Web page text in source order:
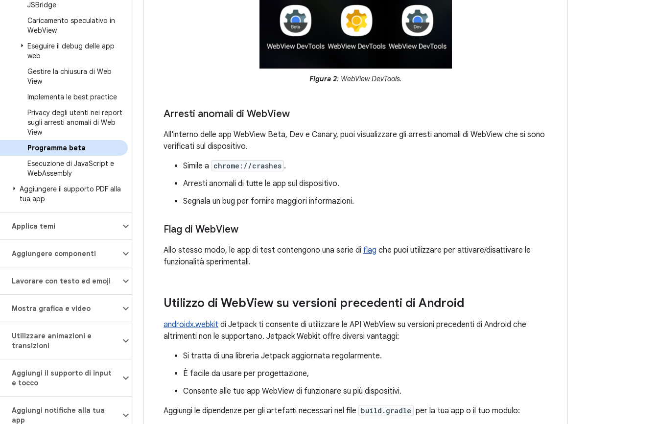
JSBridge
Caricamento speculativo in
WebView
Eseguire il debug delle app
web
Gestire la chiusura di Web
View
Implementa le best practice
Privacy degli utenti nei report
sugli arresti anomali di Web
View
Programma beta
Esecuzione di JavaScript e
WebAssembly
Aggiungere il supporto PDF alla
tua app
Applica temi
Aggiungere componenti
Lavorare con testo ed emoji
Mostra grafica e video
Utilizzare animazioni e
transizioni
Aggiungi il supporto di input
e tocco
Aggiungi notifiche alla tua
app
Figura 2: WebView DevTools.
Arresti anomali di WebView
All'interno delle app WebView Beta, Dev e Canary, puoi visualizzare gli arresti anomali di WebView che si sono
verificati sul dispositivo.
Simile a chrome://crashes .
Arresti anomali di tutte le app sul dispositivo.
Segnala un bug per fornire maggiori informazioni.
Flag di WebView
Allo stesso modo, le app di test contengono una serie di flag che puoi utilizzare per attivare/disattivare le
funzionalità sperimentali.
Utilizzo di WebView su versioni precedenti di Android
androidx.webkit di Jetpack ti consente di utilizzare le API WebView su versioni precedenti di Android che
altrimenti non le supportano. Jetpack Webkit offre diversi vantaggi:
Si tratta di una libreria Jetpack aggiornata regolarmente.
È facile da usare per progettazione,
Consente alle tue app WebView di funzionare su più dispositivi.
Aggiungi le dipendenze per gli artefatti necessari nel file build.gradle per la tua app o il tuo modulo: